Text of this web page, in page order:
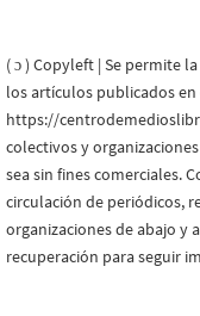
( ɔ ) Copyleft | Se permite
los artículos publicados
https://
colectivos y
sea sin fines comerciales.
circulación de periódicos,
organizaciones de abajo y
recuperación para seguir